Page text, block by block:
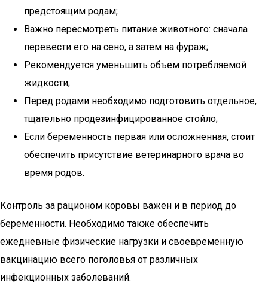
предстоящим родам;
Важно пересмотреть питание животного: сначала
перевести его на сено, а затем на фураж;
Рекомендуется уменьшить объем потребляемой
жидкости;
Перед родами необходимо подготовить отдельное,
тщательно продезинфицированное стойло;
Если беременность первая или осложненная, стоит
обеспечить присутствие ветеринарного врача во
время родов.
Контроль за рационом коровы важен и в период до
беременности. Необходимо также обеспечить
ежедневные физические нагрузки и своевременную
вакцинацию всего поголовья от различных
инфекционных заболеваний.